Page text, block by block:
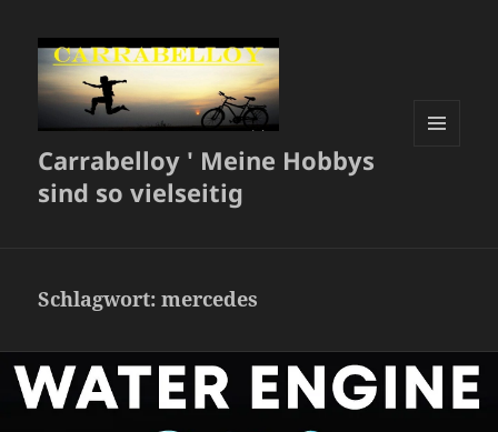
Carrabelloy ' Meine Hobbys
sind so vielseitig
Schlagwort:mercedes